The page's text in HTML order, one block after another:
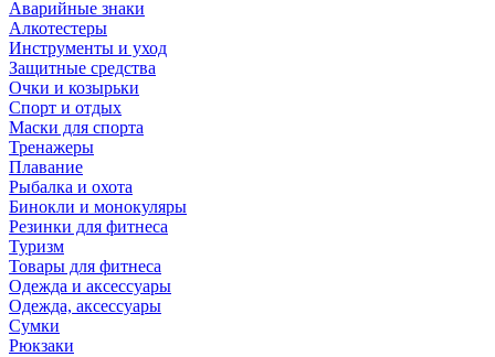
Аварийные знаки
Алкотестеры
Инструменты и уход
Защитные средства
Очки и козырьки
Спорт и отдых
Маски для спорта
Тренажеры
Плавание
Рыбалка и охота
Бинокли и монокуляры
Резинки для фитнеса
Туризм
Товары для фитнеса
Одежда и аксессуары
Одежда, аксессуары
Сумки
Рюкзаки